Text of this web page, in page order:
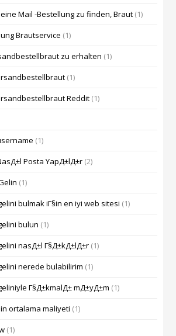
Mail -Bestellung zu finden, Braut (1)
Brautservice (1)
zu erhalten (1)
(1)
Reddit (1)
(1)
Posta YapД±lД±r (2)
(1)
bulmak iГ§in en iyi web sitesi (1)
bulun (1)
nasД±l Г§Д±kД±lД±r (1)
nerede bulabilirim (1)
Г§Д±kmalД± mД±yД±m (1)
ortalama maliyeti (1)
(1)